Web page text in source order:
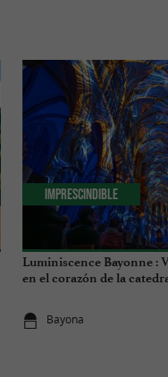
Luminiscence Bayonne :
en el corazón de la
Bayona
Imprescindible